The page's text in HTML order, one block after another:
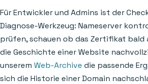
Für Entwickler und Admins ist der
Diagnose-Werkzeug: Nameserver
prüfen, schauen ob das Zertifikat bald
die Geschichte einer Website
unserem Web-Archive die passende
sich die Historie einer Domain